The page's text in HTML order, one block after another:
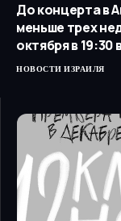
До концерта в
меньше трех
октября в
НОВОСТИ ИЗРАИЛЯ